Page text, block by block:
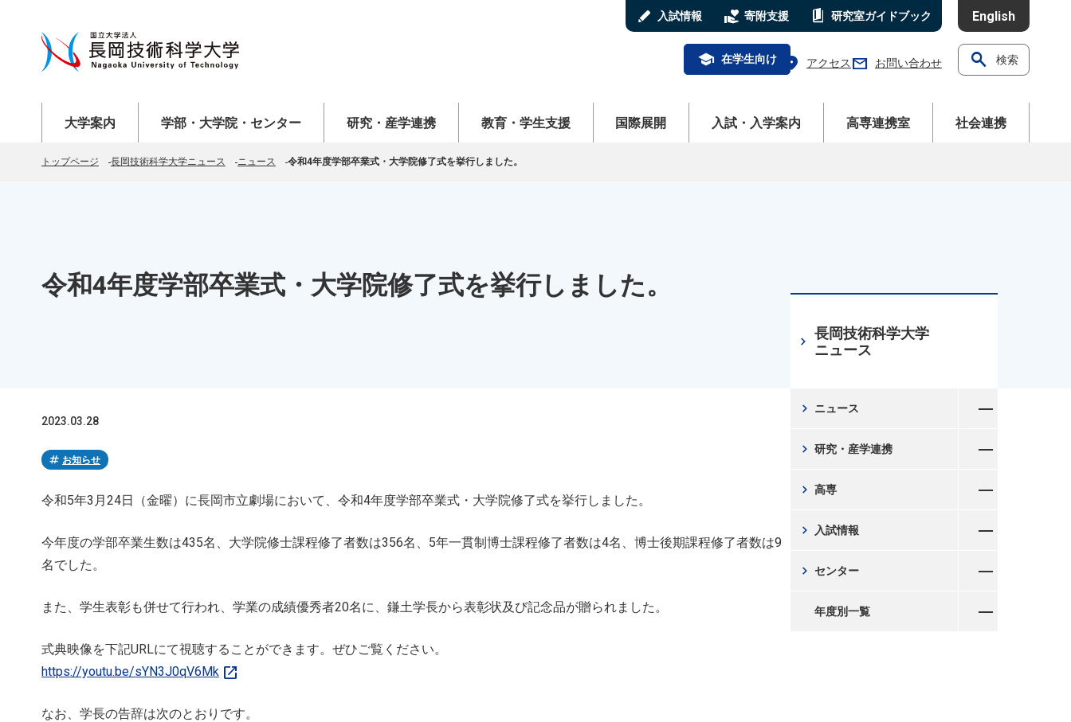
stylus 入試情報 volunteer_activism 寄附支援 book_5 研究室ガイドブック English
school 在学生向け location_on アクセス mail お問い合わせ search 検索
大学案内
学部・大学院・センター
研究・産学連携
教育・学生支援
国際展開
入試・入学案内
高専連携室
社会連携
トップページ 長岡技術科学大学ニュース ニュース 令和4年度学部卒業式・大学院修了式を挙行しました。
令和4年度学部卒業式・大学院修了式を挙行しました。
2023.03.28
tag お知らせ
令和5年3月24日（金曜）に長岡市立劇場において、令和4年度学部卒業式・大学院修了式を挙行しました。
今年度の学部卒業生数は435名、大学院修士課程修了者数は356名、5年一貫制博士課程修了者数は4名、博士後期課程修了者数は9
名でした。
また、学生表彰も併せて行われ、学業の成績優秀者20名に、鎌土学長から表彰状及び記念品が贈られました。
式典映像を下記URLにて視聴することができます。ぜひご覧ください。
https://youtu.be/sYN3J0qV6Mk open_in_new
なお、学長の告辞は次のとおりです。
長岡技術科学大学
ニュース
chevron_right
ニュース
chevron_right
研究・産学連携
chevron_right
高専
chevron_right
入試情報
chevron_right
センター
chevron_right
年度別一覧